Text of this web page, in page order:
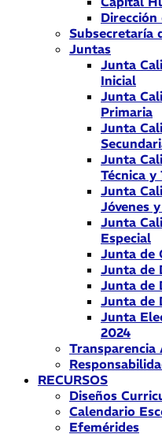
Subsecretaría
Juntas
Junta
Inicial
Junta
Primaria
Junta
Junta
Técnica y
Junta
Jóvenes
Junta
Especial
Junta de
Junta de
Junta de
Junta de
Junta
2024
Transparencia
RECURSOS
Diseños
Calendario
Efemérides